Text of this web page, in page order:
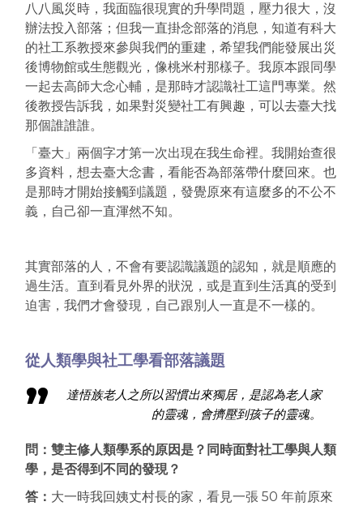
八八風災時，我面臨很現實的升學問題，壓力很大，沒
辦法投入部落；但我一直掛念部落的消息，知道有科大
的社工系教授來參與我們的重建，希望我們能發展出災
後博物館或生態觀光，像桃米村那樣子。我原本跟同學
一起去高師大念心輔，是那時才認識社工這門專業。然
後教授告訴我，如果對災變社工有興趣，可以去臺大找
那個誰誰誰。
「臺大」兩個字才第一次出現在我生命裡。我開始查很
多資料，想去臺大念書，看能否為部落帶什麼回來。也
是那時才開始接觸到議題，發覺原來有這麼多的不公不
義，自己卻一直渾然不知。
其實部落的人，不會有要認識議題的認知，就是順應的
過生活。直到看見外界的狀況，或是直到生活真的受到
迫害，我們才會發現，自己跟別人一直是不一樣的。
從人類學與社工學看部落議題
達悟族老人之所以習慣出來獨居，是認為老人家
的靈魂，會擠壓到孩子的靈魂。
問：雙主修人類學系的原因是？同時面對社工學與人類
學，是否得到不同的發現？
答： 大一時我回姨丈村長的家，看見一張 50 年前原來